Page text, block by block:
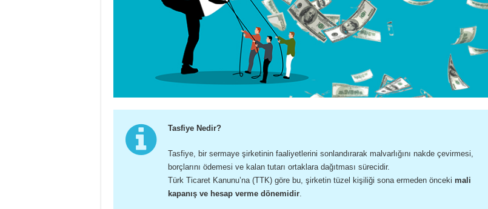
Tasfiye Nedir?
Tasfiye, bir sermaye şirketinin faaliyetlerini sonlandırarak malvarlığını nakde çevirmesi,
borçlarını ödemesi ve kalan tutarı ortaklara dağıtması sürecidir.
Türk Ticaret Kanunu’na (TTK) göre bu, şirketin tüzel kişiliği sona ermeden önceki mali
kapanış ve hesap verme dönemidir